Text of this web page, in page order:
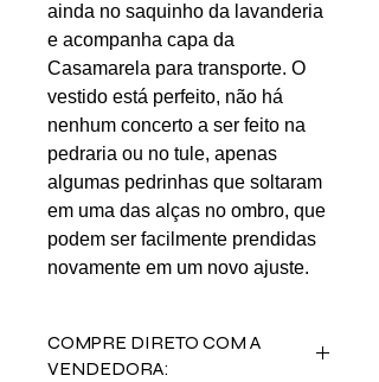
ainda no saquinho da lavanderia
e acompanha capa da
Casamarela para transporte. O
vestido está perfeito, não há
nenhum concerto a ser feito na
pedraria ou no tule, apenas
algumas pedrinhas que soltaram
em uma das alças no ombro, que
podem ser facilmente prendidas
novamente em um novo ajuste.
COMPRE DIRETO COM A
VENDEDORA: